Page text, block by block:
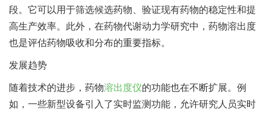
段。它可以用于筛选候选药物、验证现有药物的稳定性和提
高生产效率。此外，在药物代谢动力学研究中，药物溶出度
也是评估药物吸收和分布的重要指标。
发展趋势
随着技术的进步，药物溶出度仪的功能也在不断扩展。例
如，一些新型设备引入了实时监测功能，允许研究人员实时